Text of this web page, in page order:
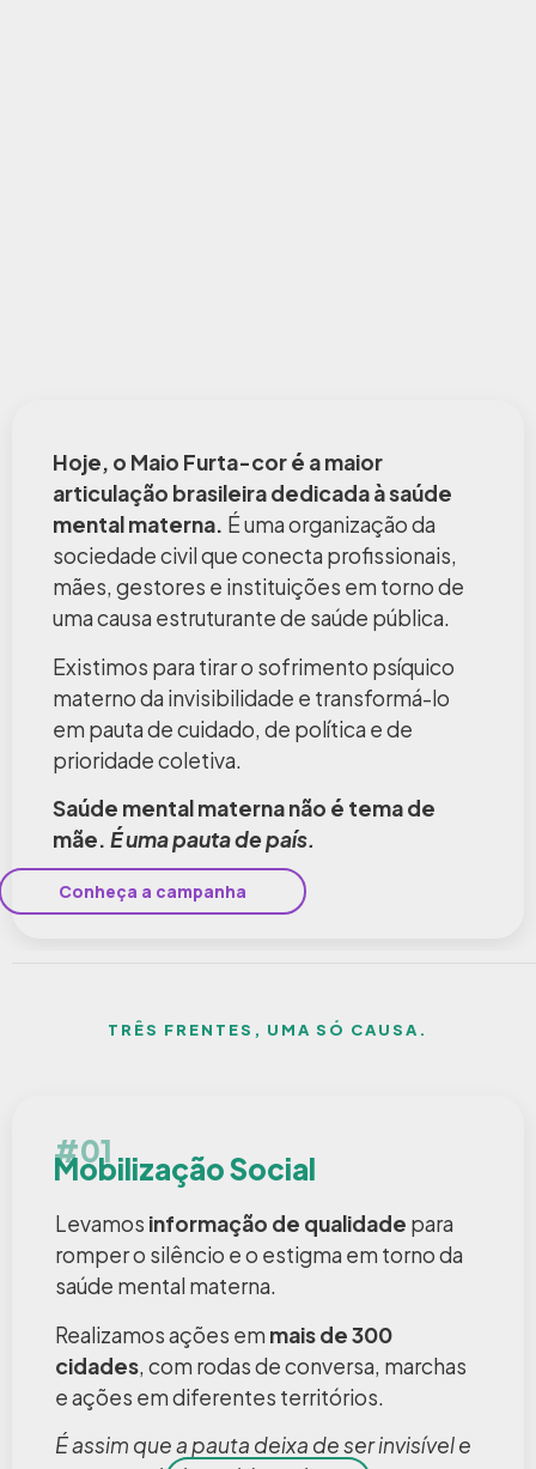
Hoje, o Maio Furta-cor é a maior
articulação brasileira dedicada à saúde
mental materna. É uma organização da
sociedade civil que conecta profissionais,
mães, gestores e instituições em torno de
uma causa estruturante de saúde pública.
Existimos para tirar o sofrimento psíquico
materno da invisibilidade e transformá-lo
em pauta de cuidado, de política e de
prioridade coletiva.
Saúde mental materna não é tema de
mãe. É uma pauta de país.
Conheça a campanha
TRÊS FRENTES, UMA SÓ CAUSA.
#01
Mobilização Social
Levamos informação de qualidade para
romper o silêncio e o estigma em torno da
saúde mental materna.
Realizamos ações em mais de 300
cidades, com rodas de conversa, marchas
e ações em diferentes territórios.
É assim que a pauta deixa de ser invisível e